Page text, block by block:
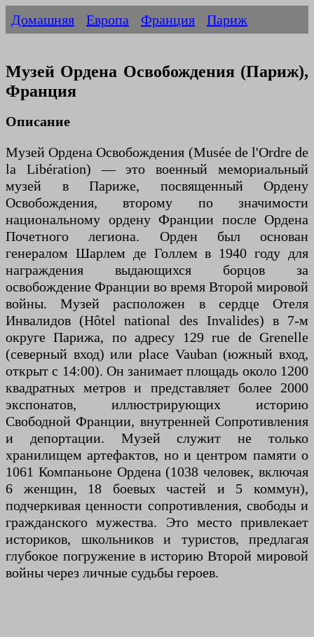
Домашняя Европа Франция Париж
Музей Ордена Освобождения (Париж),
Франция
Описание
Музей Ордена Освобождения (Musée de l'Ordre de
la Libération) — это военный мемориальный
музей в Париже, посвященный Ордену
Освобождения, второму по значимости
национальному ордену Франции после Ордена
Почетного легиона. Орден был основан
генералом Шарлем де Голлем в 1940 году для
награждения выдающихся борцов за
освобождение Франции во время Второй мировой
войны. Музей расположен в сердце Отеля
Инвалидов (Hôtel national des Invalides) в 7-м
округе Парижа, по адресу 129 rue de Grenelle
(северный вход) или place Vauban (южный вход,
открыт с 14:00). Он занимает площадь около 1200
квадратных метров и представляет более 2000
экспонатов, иллюстрирующих историю
Свободной Франции, внутренней Сопротивления
и депортации. Музей служит не только
хранилищем артефактов, но и центром памяти о
1061 Компаньоне Ордена (1038 человек, включая
6 женщин, 18 боевых частей и 5 коммун),
подчеркивая ценности сопротивления, свободы и
гражданского мужества. Это место привлекает
историков, школьников и туристов, предлагая
глубокое погружение в историю Второй мировой
войны через личные судьбы героев.